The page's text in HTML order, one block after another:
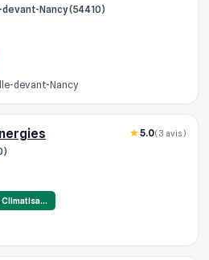
Nancy (54410)
devant-Nancy
5.0(3 avis)